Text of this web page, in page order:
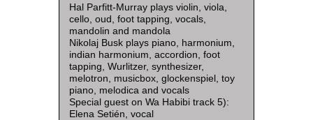
Hal Parfitt-Murray plays violin, viola,
cello, oud, foot tapping, vocals,
mandolin and mandola
Nikolaj Busk plays piano, harmonium,
indian harmonium, accordion, foot
tapping, Wurlitzer, synthesizer,
melotron, musicbox, glockenspiel, toy
piano, melodica and vocals
Special guest on Wa Habibi track 5):
Elena Setién, vocal